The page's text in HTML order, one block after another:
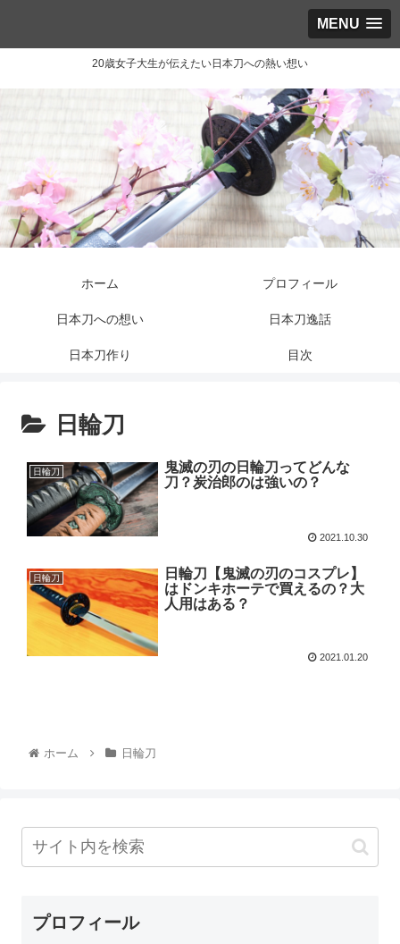
MENU
20歳女子大生が伝えたい日本刀への熱い想い
ホーム プロフィール
日本刀への想い 日本刀逸話
日本刀作り 目次
日輪刀
日輪刀
鬼滅の刃の日輪刀ってどんな
刀？炭治郎のは強いの？
2021.10.30
日輪刀
日輪刀【鬼滅の刃のコスプレ】
はドンキホーテで買えるの？大
人用はある？
2021.01.20
ホーム 日輪刀
プロフィール